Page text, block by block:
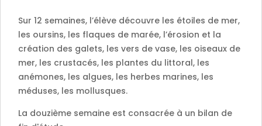
Sur 12 semaines, l’élève découvre les étoiles de mer,
les oursins, les flaques de marée, l’érosion et la
création des galets, les vers de vase, les oiseaux de
mer, les crustacés, les plantes du littoral, les
anémones, les algues, les herbes marines, les
méduses, les mollusques.
La douzième semaine est consacrée à un bilan de